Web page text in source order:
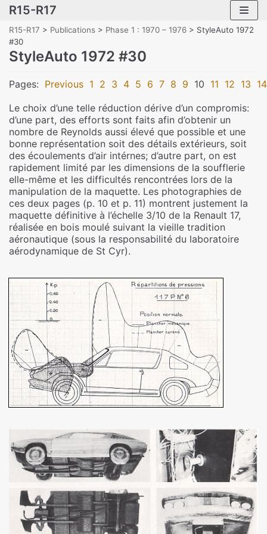
Skip
to
content
R15-R17
R15-R17 > Publications > Phase 1 : 1970 – 1976 > StyleAuto 1972
#30
StyleAuto 1972 #30
Pages: Previous 1 2 3 4 5 6 7 8 9 10 11 12 13 14
Le choix d’une telle réduction dérive d’un compromis:
d’une part, des efforts sont faits afin d’obtenir un
nombre de Reynolds aussi élevé que possible et une
bonne représentation soit des détails extérieurs, soit
des écoulements d’air intérnes; d’autre part, on est
rapidement limité par les dimensions de la soufflerie
elle-même et les difficultés rencontrées lors de la
manipulation de la maquette. Les photographies de
ces deux pages (p. 10 et p. 11) montrent justement la
maquette définitive à l’échelle 3/10 de la Renault 17,
réalisée en bois moulé suivant la vieille tradition
aéronautique (sous la responsabilité du laboratoire
aérodynamique de St Cyr).